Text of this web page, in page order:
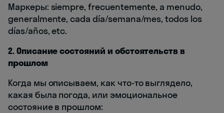
Маркеры: siempre, frecuentemente, a menudo,
generalmente, cada día/semana/mes, todos los
días/años, etc.
2. Описание состояний и обстоятельств в
прошлом
Когда мы описываем, как что-то выглядело,
какая была погода, или эмоциональное
состояние в прошлом: